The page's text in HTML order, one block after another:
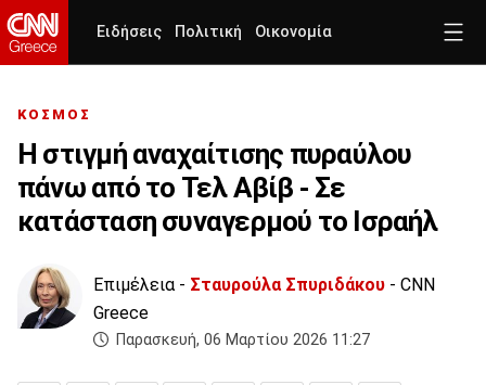
Ειδήσεις Πολιτική Οικονομία
ΚΟΣΜΟΣ
Η στιγμή αναχαίτισης πυραύλου
πάνω από το Τελ Αβίβ - Σε
κατάσταση συναγερμού το Ισραήλ
Επιμέλεια - Σταυρούλα Σπυριδάκου - CNN
Greece
Παρασκευή, 06 Μαρτίου 2026 11:27